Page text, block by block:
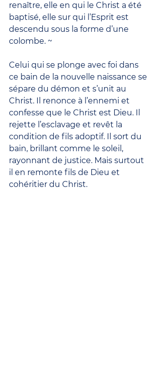
renaître, elle en qui le Christ a été
baptisé, elle sur qui l’Esprit est
descendu sous la forme d’une
colombe. ~
Celui qui se plonge avec foi dans
ce bain de la nouvelle naissance se
sépare du démon et s’unit au
Christ. Il renonce à l’ennemi et
confesse que le Christ est Dieu. Il
rejette l’esclavage et revêt la
condition de fils adoptif. Il sort du
bain, brillant comme le soleil,
rayonnant de justice. Mais surtout
il en remonte fils de Dieu et
cohéritier du Christ.